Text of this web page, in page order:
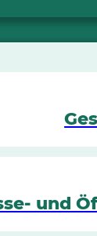
und